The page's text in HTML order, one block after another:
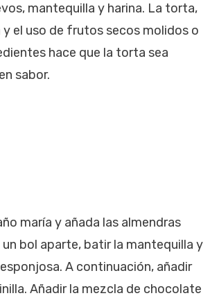
mantequilla y harina. La torta,
y el uso de frutos secos molidos o
hace que la torta sea
sabor.
maría y añada las almendras
bol aparte, batir la mantequilla y
A continuación, añadir
Añadir la mezcla de chocolate